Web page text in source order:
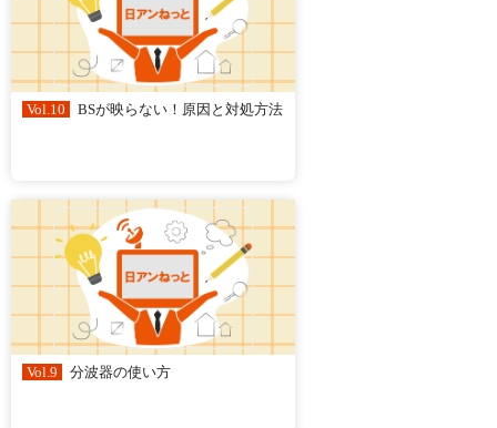
Vol.10 BSが映らない！原因と対処方法
Vol.9 分波器の使い方